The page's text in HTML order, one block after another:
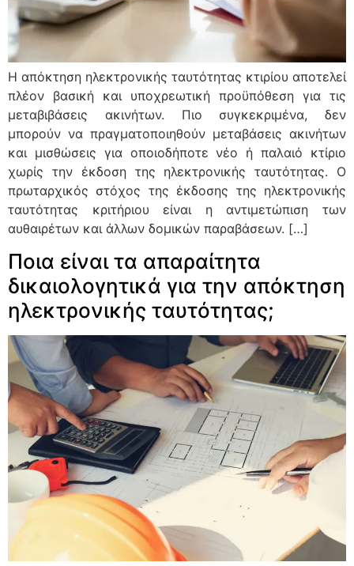
Η απόκτηση ηλεκτρονικής ταυτότητας κτιρίου αποτελεί
πλέον βασική και υποχρεωτική προϋπόθεση για τις
μεταβιβάσεις ακινήτων. Πιο συγκεκριμένα, δεν
μπορούν να πραγματοποιηθούν μεταβάσεις ακινήτων
και μισθώσεις για οποιοδήποτε νέο ή παλαιό κτίριο
χωρίς την έκδοση της ηλεκτρονικής ταυτότητας. Ο
πρωταρχικός στόχος της έκδοσης της ηλεκτρονικής
ταυτότητας κριτήριου είναι η αντιμετώπιση των
αυθαιρέτων και άλλων δομικών παραβάσεων. […]
Ποια είναι τα απαραίτητα
δικαιολογητικά για την απόκτηση
ηλεκτρονικής ταυτότητας;